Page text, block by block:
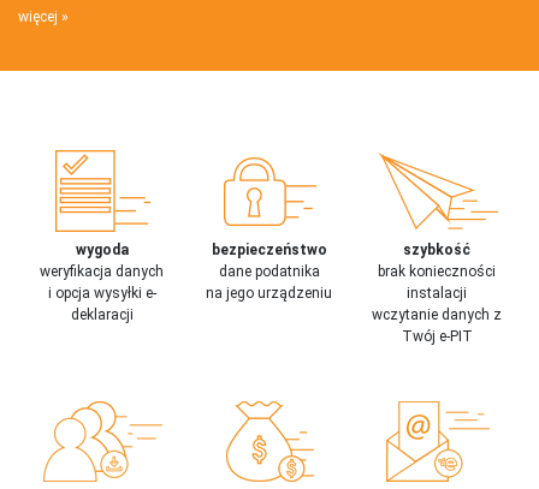
więcej
wygoda
weryfikacja danych
i opcja wysyłki e-
deklaracji
bezpieczeństwo
dane podatnika
na jego urządzeniu
szybkość
brak konieczności
instalacji
wczytanie danych z
Twój e-PIT